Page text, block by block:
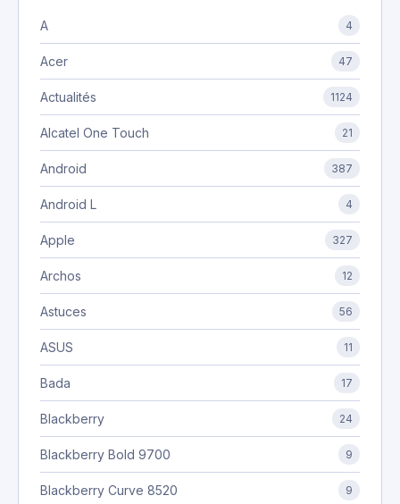
A 4
Acer 47
Actualités 1124
Alcatel One Touch 21
Android 387
Android L 4
Apple 327
Archos 12
Astuces 56
ASUS 11
Bada 17
Blackberry 24
Blackberry Bold 9700 9
Blackberry Curve 8520 9